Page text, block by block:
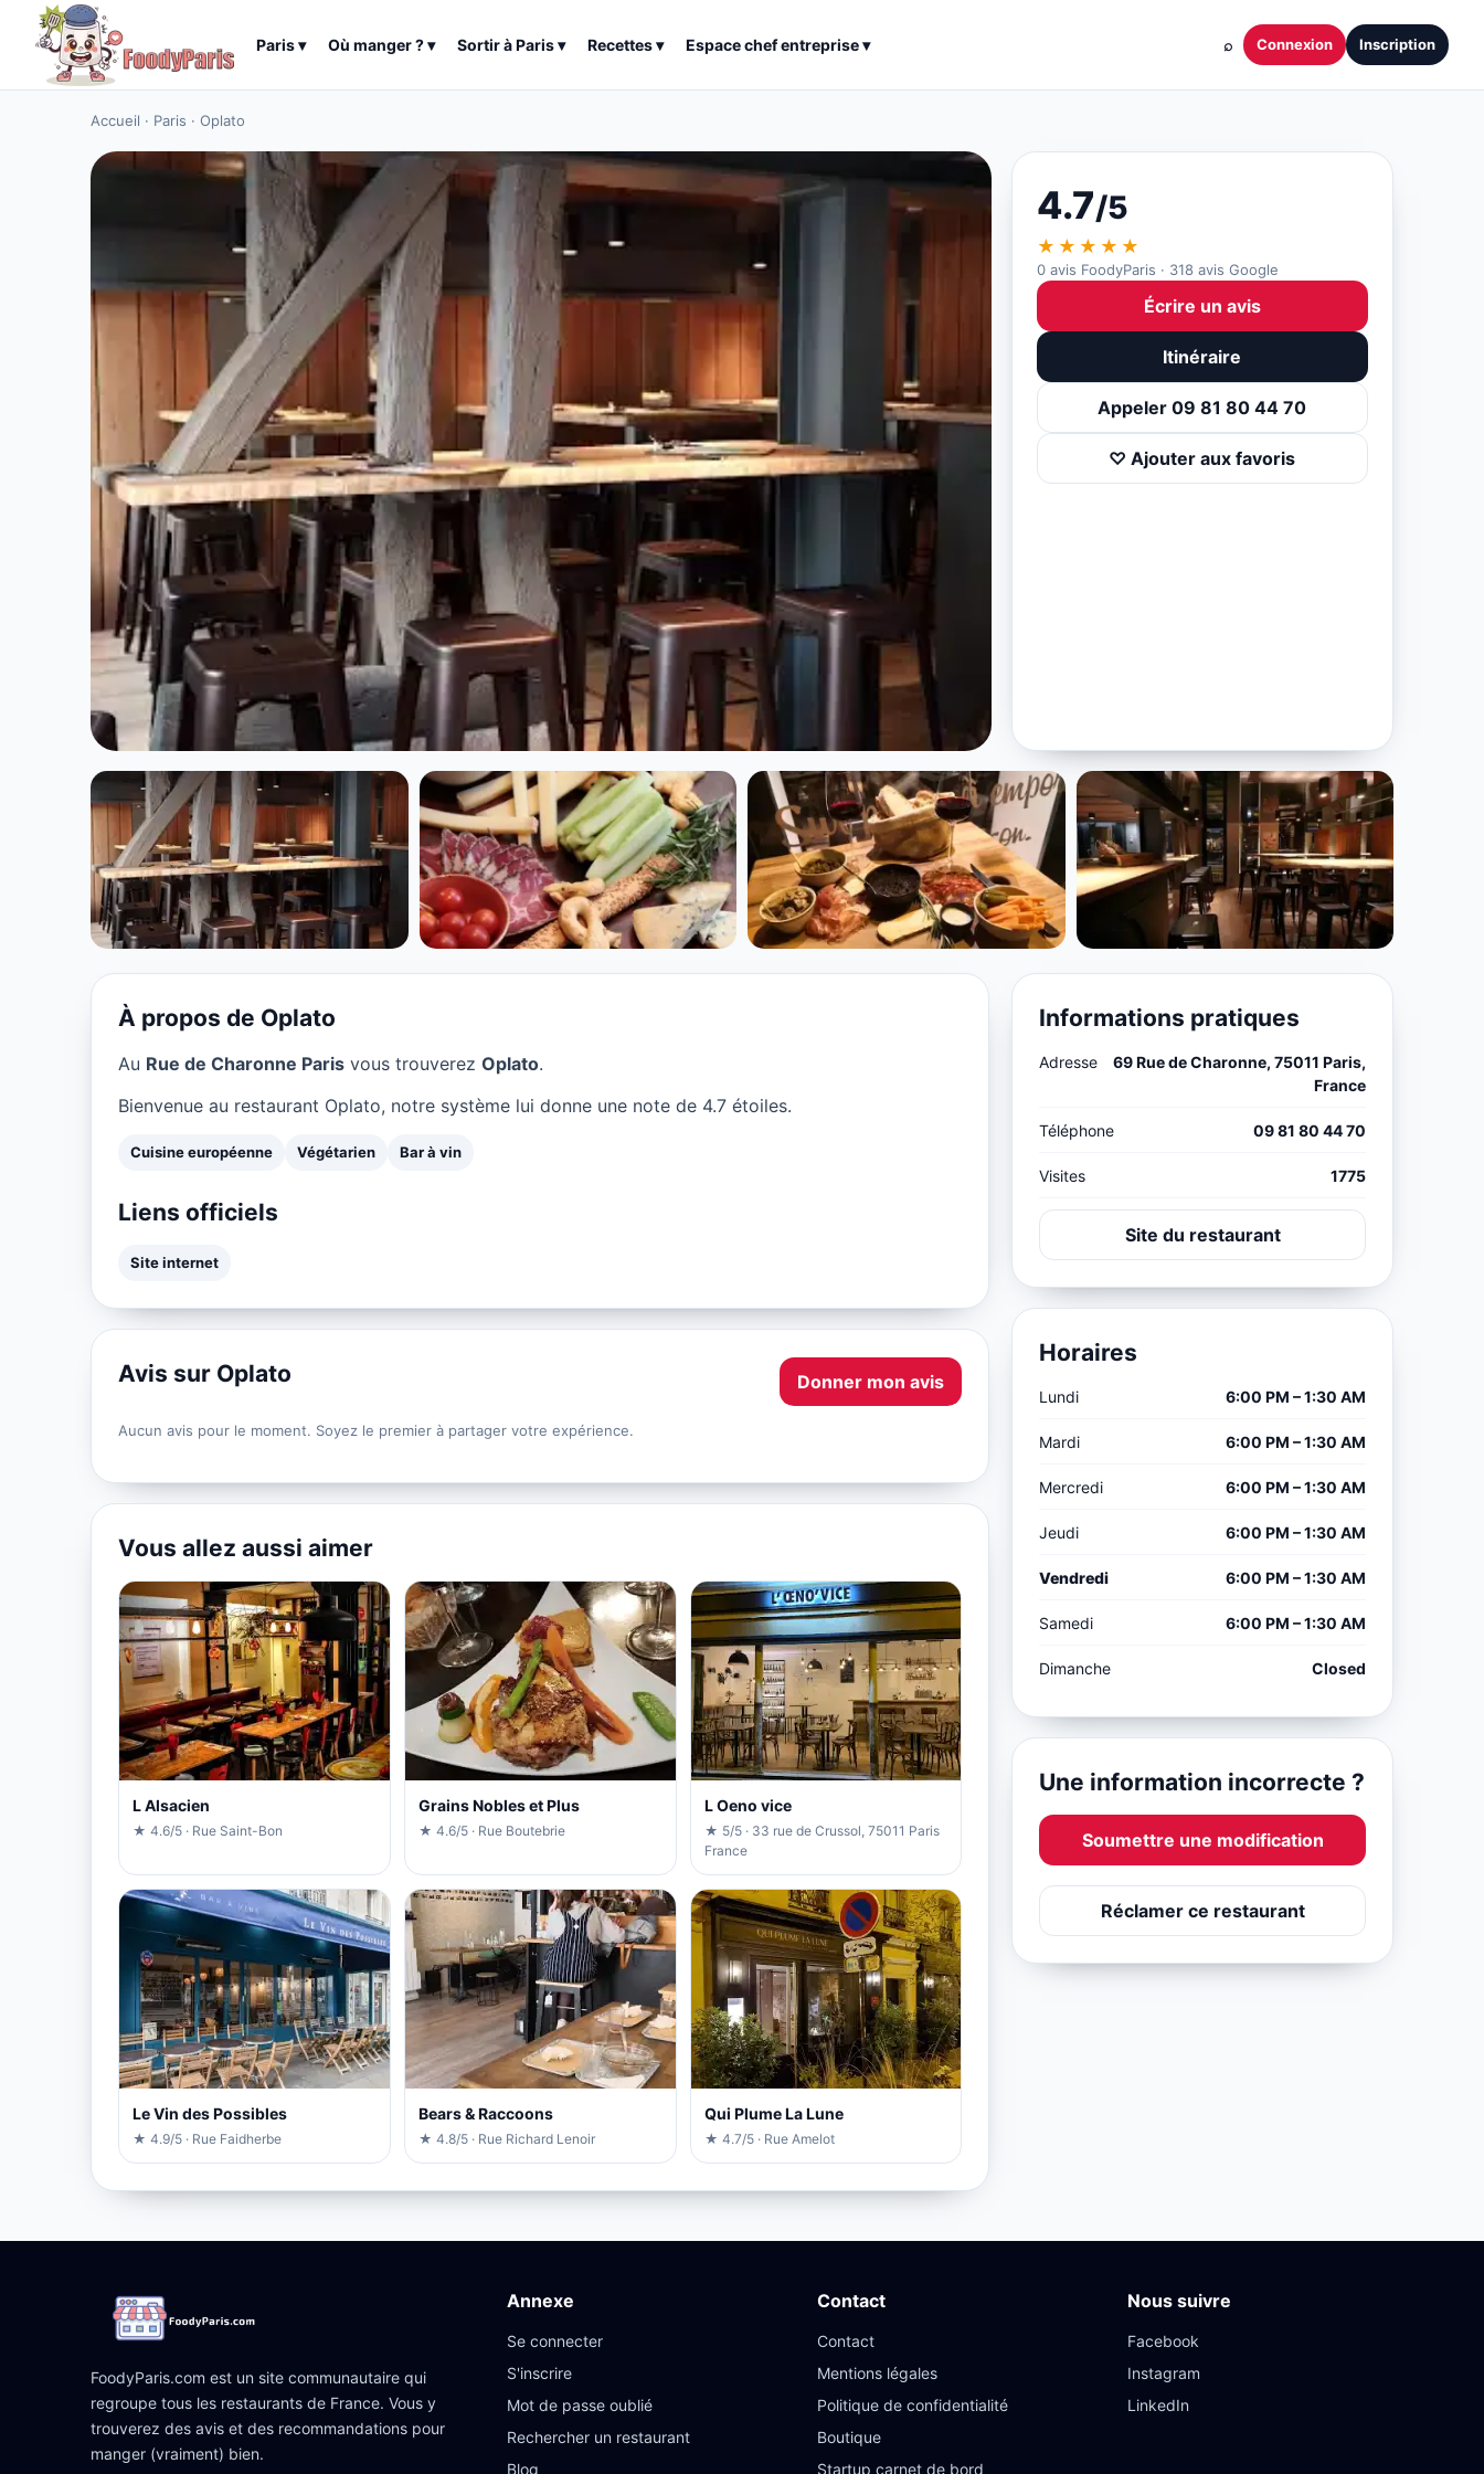
Paris▾ Où manger ?▾ Sortir àParis▾ Recettes▾ Espace chef entreprise▾ ⌕ Connexion Inscription
Accueil · Paris · Oplato
CUISINE EUROPÉENNE
Oplato à Paris
★ 4.7/5
4.7/5
★★★★★
0 avis FoodyParis · 318 avis Google
Écrire un avis
Itinéraire
Appeler 09 81 80 44 70
♡ Ajouter aux favoris
À propos de Oplato
Au Rue de Charonne Paris vous trouverez Oplato.
Bienvenue au restaurant Oplato, notre système lui donne une note de 4.7 étoiles.
Cuisine européenne Végétarien Bar à vin
Liens officiels
Site internet
Avis sur Oplato Donner mon avis
Aucun avis pour le moment. Soyez le premier à partager votre expérience.
Vous allez aussi aimer
L Alsacien
★ 4.6/5 · Rue Saint-Bon
Grains Nobles et Plus
★ 4.6/5 · Rue Boutebrie
L Oeno vice
★ 5/5 · 33 rue de Crussol, 75011 Paris
France
Le Vin des Possibles
★ 4.9/5 · Rue Faidherbe
Bears & Raccoons
★ 4.8/5 · Rue Richard Lenoir
Qui Plume La Lune
★ 4.7/5 · Rue Amelot
Informations pratiques
Adresse
69 Rue de Charonne, 75011 Paris,
France
Téléphone 09 81 80 44 70
Visites 1775
Site du restaurant
Horaires
Lundi 6:00 PM – 1:30 AM
Mardi 6:00 PM – 1:30 AM
Mercredi 6:00 PM – 1:30 AM
Jeudi 6:00 PM – 1:30 AM
Vendredi 6:00 PM – 1:30 AM
Samedi 6:00 PM – 1:30 AM
Dimanche Closed
Une information incorrecte ?
Soumettre une modification
Réclamer ce restaurant
FoodyParis.com est un site communautaire qui
regroupe tous les restaurants de France. Vous y
trouverez des avis et des recommandations pour
manger (vraiment) bien.
Annexe
Se connecter
S'inscrire
Mot de passe oublié
Rechercher un restaurant
Blog
Contact
Contact
Mentions légales
Politique de confidentialité
Boutique
Startup carnet de bord
Nous suivre
Facebook
Instagram
LinkedIn